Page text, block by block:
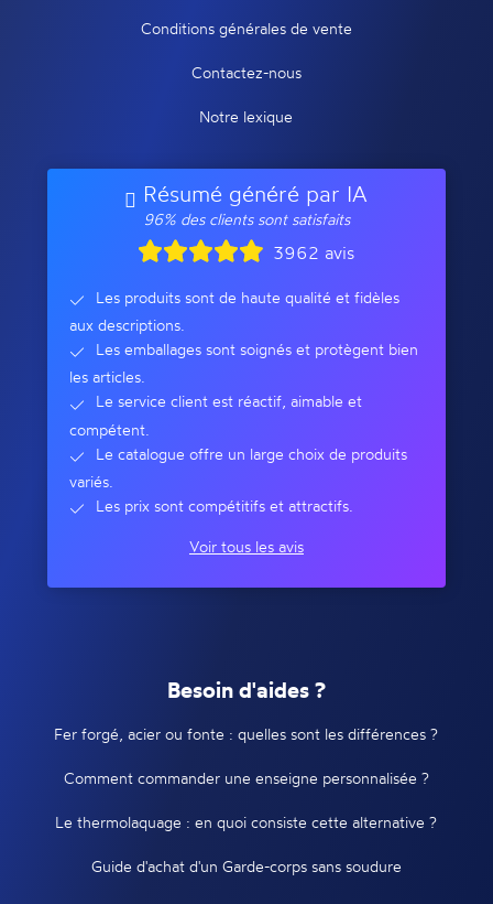
Conditions générales de vente
Contactez-nous
Notre lexique
Résumé généré par IA
96% des clients sont satisfaits
3962 avis
Les produits sont de haute qualité et fidèles
aux descriptions.
Les emballages sont soignés et protègent bien
les articles.
Le service client est réactif, aimable et
compétent.
Le catalogue offre un large choix de produits
variés.
Les prix sont compétitifs et attractifs.
Voir tous les avis
Besoin d'aides ?
Fer forgé, acier ou fonte : quelles sont les différences ?
Comment commander une enseigne personnalisée ?
Le thermolaquage : en quoi consiste cette alternative ?
Guide d'achat d'un Garde-corps sans soudure